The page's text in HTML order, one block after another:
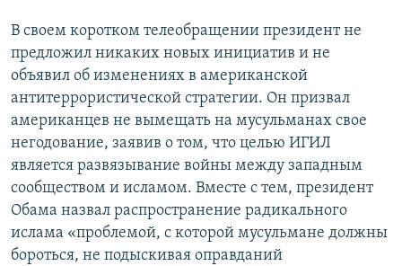
В своем коротком телеобращении президент не
предложил никаких новых инициатив и не
объявил об изменениях в американской
антитеррористической стратегии. Он призвал
американцев не вымещать на мусульманах свое
негодование, заявив о том, что целью ИГИЛ
является развязывание войны между западным
сообществом и исламом. Вместе с тем, президент
Обама назвал распространение радикального
ислама «проблемой, с которой мусульмане должны
бороться, не подыскивая оправданий